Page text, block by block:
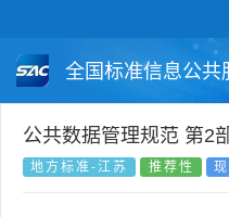
全国标准信息公共
国家标准 行
公共数据管理规范 第2
地方标准-江苏 推荐性